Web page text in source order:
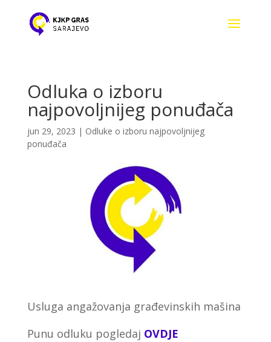
Odluka o izboru
najpovoljnijeg ponuđača
jun 29, 2023 | Odluke o izboru najpovoljnijeg
ponuđača
Usluga angažovanja građevinskih mašina
Punu odluku pogledaj OVDJE